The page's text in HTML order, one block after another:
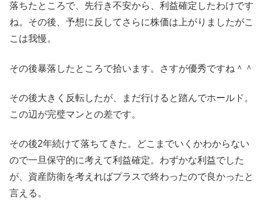
落ちたところで、先行き不安から、利益確定したわけです
ね。その後、予想に反してさらに株価は上がりましたがこ
こは我慢。
その後暴落したところで拾います。さすが優秀ですね＾＾
その後大きく反転したが、まだ行けると踏んでホールド。
この辺が完璧マンとの差です。
その後2年続けて落ちてきた。どこまでいくかわからない
ので一旦保守的に考えて利益確定。わずかな利益でした
が、資産防衛を考えればプラスで終わったので良かったと
言える。